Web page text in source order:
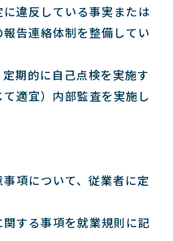
違反している事実または
告連絡体制を整備してい
期的に自己点検を実施す
適宜）内部監査を実施し
項について、従業者に定
する事項を就業規則に記